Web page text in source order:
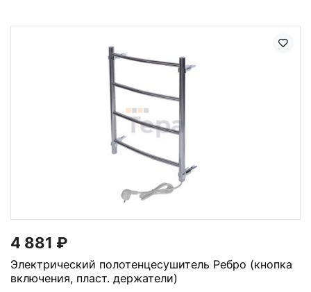
4 881 ₽
Электрический полотенцесушитель Ребро (кнопка
включения, пласт. держатели)